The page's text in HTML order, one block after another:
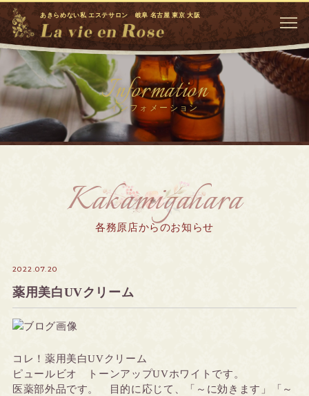
あきらめない私 エステサロン 岐阜 名古屋 東京 大阪
Information
インフォメーション
Kakamigahara
各務原店からのお知らせ
2022.07.20
薬用美白UVクリーム
コレ！薬用美白UVクリーム
ピュールビオ トーンアップUVホワイトです。
医薬部外品です。 目的に応じて、「～に効きます」「～